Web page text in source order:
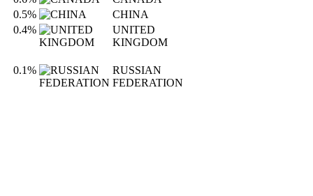
0.5%
CHINA
0.4%
UNITED
KINGDOM
0.1%
RUSSIAN
FEDERATION